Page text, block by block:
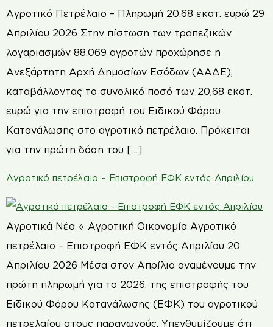
Αγροτικό Πετρέλαιο – Πληρωμή 20,68 εκατ. ευρώ 29
Απριλίου 2026 Στην πίστωση των τραπεζικών
λογαριασμών 88.069 αγροτών προχώρησε η
Ανεξάρτητη Αρχή Δημοσίων Εσόδων (ΑΑΔΕ),
καταβάλλοντας το συνολικό ποσό των 20,68 εκατ.
ευρώ για την επιστροφή του Ειδικού Φόρου
Κατανάλωσης στο αγροτικό πετρέλαιο. Πρόκειται
για την πρώτη δόση του […]
Αγροτικό πετρέλαιο – Επιστροφή ΕΦΚ εντός Απριλίου
Αγροτικά Νέα ⟡ Αγροτική Οικονομία Αγροτικό
πετρέλαιο – Επιστροφή ΕΦΚ εντός Απριλίου 20
Απριλίου 2026 Μέσα στον Απρίλιο αναμένουμε την
πρώτη πληρωμή για το 2026, της επιστροφής του
Ειδικού Φόρου Κατανάλωσης (ΕΦΚ) του αγροτικού
πετρελαίου στους παραγωγούς. Υπενθυμίζουμε ότι